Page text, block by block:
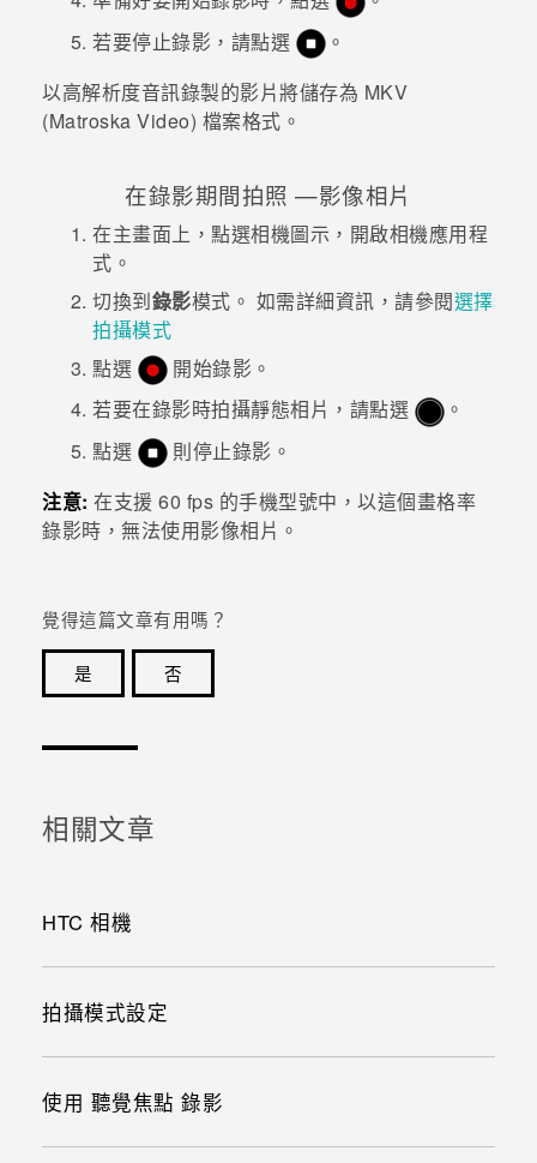
若要停止錄影，請點選
。
以高解析度音訊錄製的影片將儲存為 MKV
(Matroska Video) 檔案格式。
在錄影期間拍照 —影像相片
在主畫面上，點選相機圖示，開啟相機應用程
式。
切換到錄影模式。 如需詳細資訊，請參閱選擇
拍攝模式
點選
開始錄影。
若要在錄影時拍攝靜態相片，請點選
。
點選
則停止錄影。
注意: 在支援 60 fps 的手機型號中，以這個畫格率
錄影時，無法使用影像相片 。
覺得這篇文章有用嗎？
是
否
相關文章
HTC 相機
拍攝模式設定
使用 聽覺焦點 錄影